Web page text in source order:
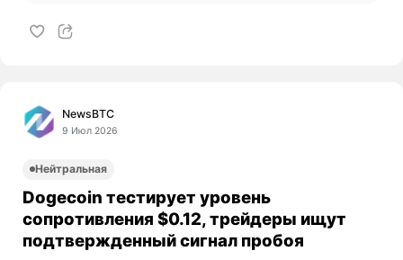
NewsBTC
9 Июл 2026
Нейтральная
Dogecoin тестирует уровень
сопротивления $0.12, трейдеры ищут
подтвержденный сигнал пробоя